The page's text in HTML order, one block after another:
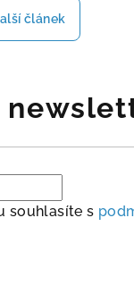
článek
souhlasíte s